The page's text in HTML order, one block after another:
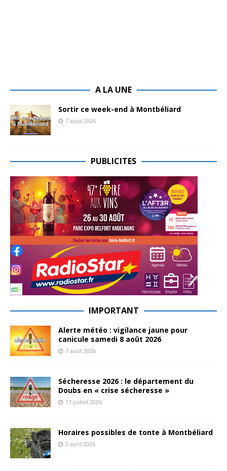
A LA UNE
Sortir ce week-end à Montbéliard
7 août 2026
PUBLICITES
IMPORTANT
Alerte météo : vigilance jaune pour
canicule samedi 8 août 2026
7 août 2026
Sécheresse 2026 : le département du
Doubs en « crise sécheresse »
17 juillet 2026
Horaires possibles de tonte à Montbéliard
2 avril 2026